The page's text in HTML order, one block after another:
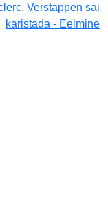
Verstappen sai
karistada - Eelmine